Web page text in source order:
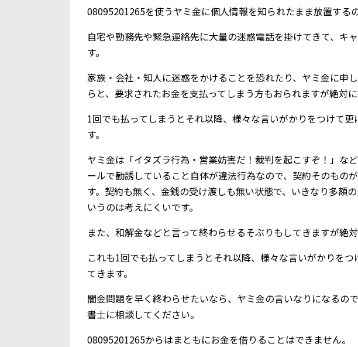
08095201265を使うヤミ金に個人情報を知られたまま放置する
自宅や勤務先や緊急連絡先に大量の迷惑電話を掛けてきて、キ
す。
家族・会社・知人に迷惑をかけることを恐れたり、ヤミ金に申
らと、要求されたお金を支払ってしまう方もおられますが絶対
1回でも払ってしまうとそれ以降、様々な言いがかりをつけて
す。
ヤミ金は「イタズラ行為・営業妨害だ！裁判を起こすぞ！」な
ールで勧誘していること自体が違法行為なので、契約そのもの
す。契約も無く、金銭の受け渡しも無い状態で、いきなり多額
いうのは考えにくいです。
また、和解金などと言って終わらせるそぶりもしてきますが絶
これも1回でも払ってしまうとそれ以降、様々な言いがかりを
てきます。
闇金問題を早く終わらせたいなら、ヤミ金の言いなりになるの
書士に相談してください。
08095201265からはまともにお金を借りることはできません。